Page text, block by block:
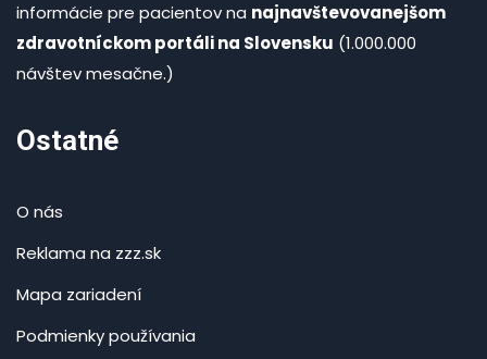
informácie pre pacientov na najnavštevovanejšom
zdravotníckom portáli na Slovensku (1.000.000
návštev mesačne.)
Ostatné
O nás
Reklama na zzz.sk
Mapa zariadení
Podmienky používania